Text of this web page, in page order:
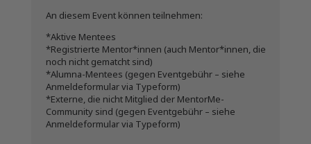
An diesem Event können teilnehmen:
*Aktive Mentees
*Registrierte Mentor*innen (auch Mentor*innen, die
noch nicht gematcht sind)
*Alumna-Mentees (gegen Eventgebühr – siehe
Anmeldeformular via Typeform)
*Externe, die nicht Mitglied der MentorMe-
Community sind (gegen Eventgebühr – siehe
Anmeldeformular via Typeform)